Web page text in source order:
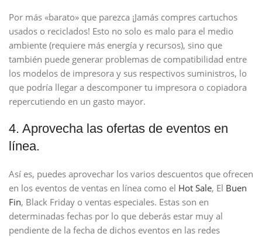
Por más «barato» que parezca ¡Jamás compres cartuchos
usados ​​o reciclados! Esto no solo es malo para el medio
ambiente (requiere más energía y recursos), sino que
también puede generar problemas de compatibilidad entre
los modelos de impresora y sus respectivos suministros, lo
que podría llegar a descomponer tu impresora o copiadora
repercutiendo en un gasto mayor.
4. Aprovecha las ofertas de eventos en
línea.
Así es, puedes aprovechar los varios descuentos que ofrecen
en los eventos de ventas en línea como el Hot Sale, El Buen
Fin, Black Friday o ventas especiales. Estas son en
determinadas fechas por lo que deberás estar muy al
pendiente de la fecha de dichos eventos en las redes